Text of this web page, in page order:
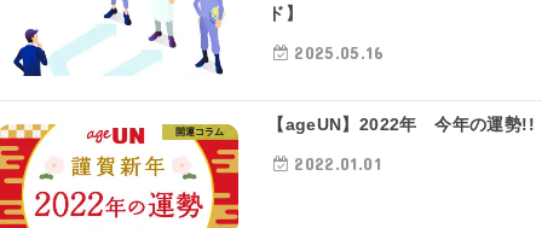
ド】
2025.05.16
開運コラム 【ageUN】2022年 今年の運勢!!
2022.01.01